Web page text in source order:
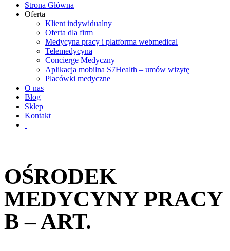
Strona Główna
Oferta
Klient indywidualny
Oferta dla firm
Medycyna pracy i platforma webmedical
Telemedycyna
Concierge Medyczny
Aplikacja mobilna S7Health – umów wizytę
Placówki medyczne
O nas
Blog
Sklep
Kontakt
OŚRODEK
MEDYCYNY PRACY
B – ART.